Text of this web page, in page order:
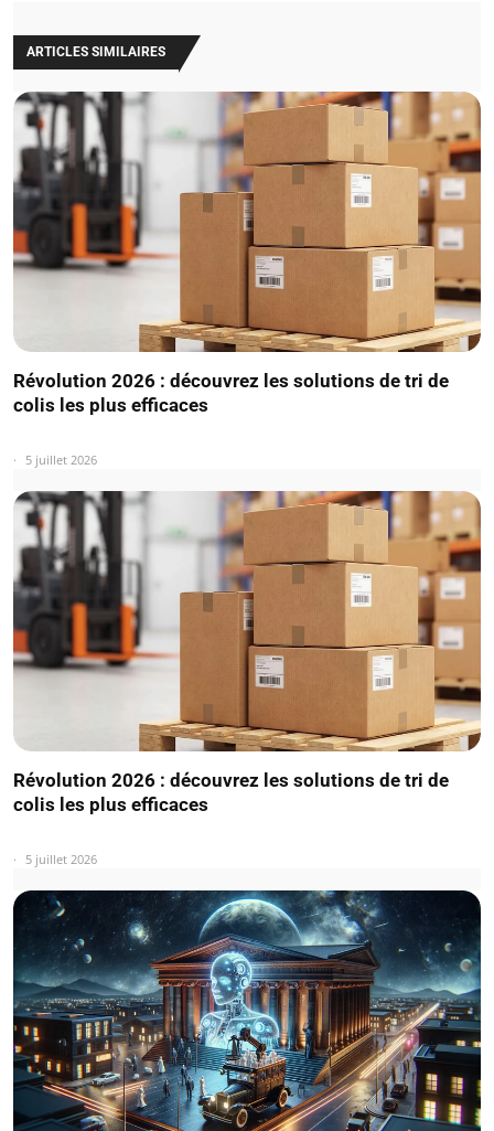
ARTICLES SIMILAIRES
Révolution 2026 : découvrez les solutions de tri de
colis les plus efficaces
5 juillet 2026
Révolution 2026 : découvrez les solutions de tri de
colis les plus efficaces
5 juillet 2026